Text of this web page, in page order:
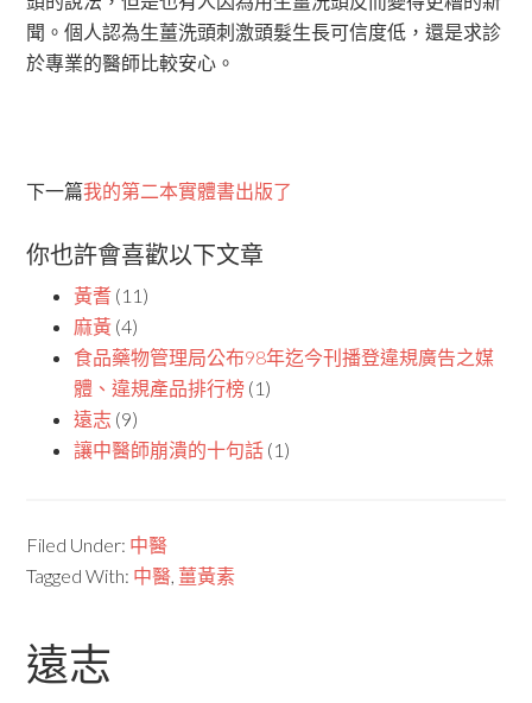
聞。個人認為生薑洗頭刺激頭髮生長可信度低，還是求診
於專業的醫師比較安心。
下一篇我的第二本實體書出版了
你也許會喜歡以下文章
黃耆 (11)
麻黃 (4)
食品藥物管理局公布98年迄今刊播登違規廣告之媒
體、違規產品排行榜 (1)
遠志 (9)
讓中醫師崩潰的十句話 (1)
Filed Under: 中醫
Tagged With: 中醫, 薑黃素
遠志